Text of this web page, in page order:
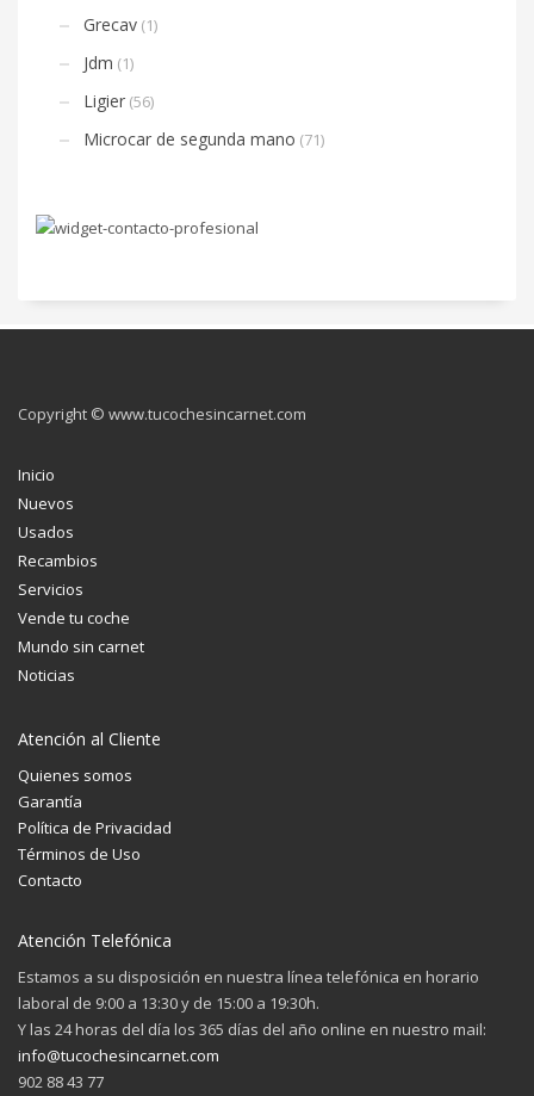
Grecav (1)
Jdm (1)
Ligier (56)
Microcar de segunda mano (71)
Copyright © www.tucochesincarnet.com
Inicio
Nuevos
Usados
Recambios
Servicios
Vende tu coche
Mundo sin carnet
Noticias
Atención al Cliente
Quienes somos
Garantía
Política de Privacidad
Términos de Uso
Contacto
Atención Telefónica
Estamos a su disposición en nuestra línea telefónica en horario
laboral de 9:00 a 13:30 y de 15:00 a 19:30h.
Y las 24 horas del día los 365 días del año online en nuestro mail:
info@tucochesincarnet.com
902 88 43 77